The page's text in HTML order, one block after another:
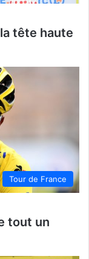
tête haute
Tour de France
tout un